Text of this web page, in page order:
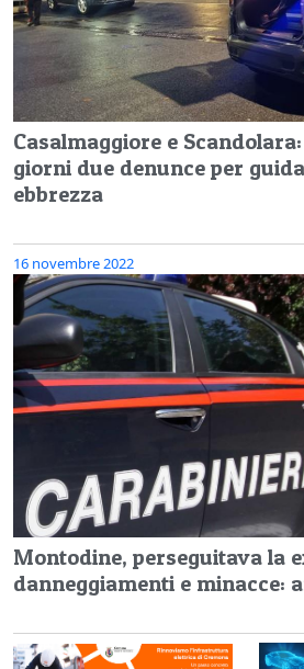
Casalmaggiore e
giorni due denunce per
ebbrezza
16 novembre 2022
Montodine, perseguitava la
danneggiamenti e minacce: